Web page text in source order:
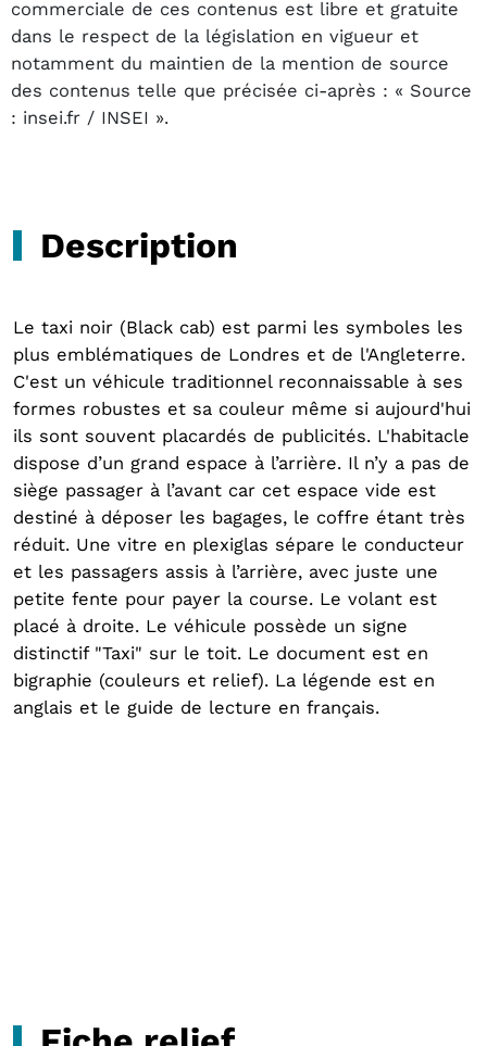
commerciale de ces contenus est libre et gratuite
dans le respect de la législation en vigueur et
notamment du maintien de la mention de source
des contenus telle que précisée ci-après : « Source
: insei.fr / INSEI ».
Description
Le taxi noir (Black cab) est parmi les symboles les
plus emblématiques de Londres et de l'Angleterre.
C'est un véhicule traditionnel reconnaissable à ses
formes robustes et sa couleur même si aujourd'hui
ils sont souvent placardés de publicités. L'habitacle
dispose d’un grand espace à l’arrière. Il n’y a pas de
siège passager à l’avant car cet espace vide est
destiné à déposer les bagages, le coffre étant très
réduit. Une vitre en plexiglas sépare le conducteur
et les passagers assis à l’arrière, avec juste une
petite fente pour payer la course. Le volant est
placé à droite. Le véhicule possède un signe
distinctif "Taxi" sur le toit. Le document est en
bigraphie (couleurs et relief). La légende est en
anglais et le guide de lecture en français.